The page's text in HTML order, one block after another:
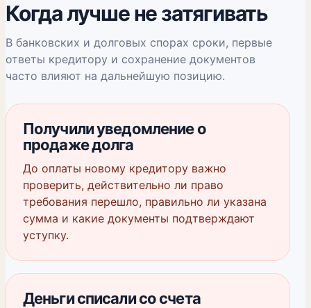
Когда лучше не затягивать
В банковских и долговых спорах сроки, первые
ответы кредитору и сохранение документов
часто влияют на дальнейшую позицию.
Получили уведомление о
продаже долга
До оплаты новому кредитору важно
проверить, действительно ли право
требования перешло, правильно ли указана
сумма и какие документы подтверждают
уступку.
Деньги списали со счета